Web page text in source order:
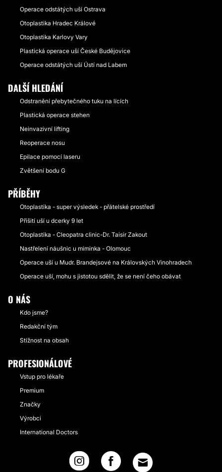
Operace odstátých uší Ostrava
Otoplastika Hradec Králové
Otoplastika Karlovy Vary
Plastická operace uší České Budějovice
Operace odstátých uší Ústí nad Labem
DALŠÍ HLEDÁNÍ
Odstranění přebytečného tuku na lících
Plastická operace stehen
Neinvazivní lifting
Reoperace nosu
Epilace pomocí laseru
Zvětšení bodu G
PŘÍBĚHY
Otoplastika - super výsledek - přátelské prostředí
Přišití uší u dcerky 9 let
Otoplastika - Cleopatra clinic-Dr. Taisir Zakout
Nastřelení náušnic u miminka - Olomouc
Operace uší u Mudr. Brandejsové na Královských Vinohradech
Operace uší, mohu s jistotou sdělit, že se není čeho obávat
O NÁS
Kdo jsme?
Redakční tým
Stížnost na obsah
PROFESIONÁLOVÉ
Vstup pro lékaře
Premium
Značky
Výrobci
International Doctors